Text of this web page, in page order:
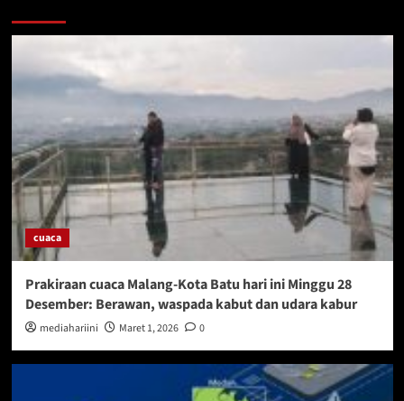
cuaca
Prakiraan cuaca Malang-Kota Batu hari ini Minggu 28
Desember: Berawan, waspada kabut dan udara kabur
mediahariini Maret 1, 2026 0